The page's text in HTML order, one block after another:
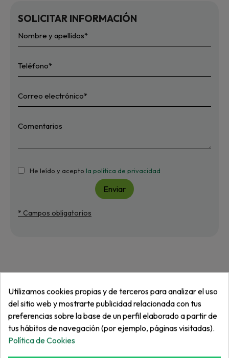
SOLICITAR INFORMACIÓN
He leído y acepto la política de privacidad
Enviar
* Campos obligatorios
Utilizamos cookies propias y de terceros para analizar el uso
del sitio web y mostrarte publicidad relacionada con tus
preferencias sobre la base de un perfil elaborado a partir de
tus hábitos de navegación (por ejemplo, páginas visitadas).
Política de Cookies